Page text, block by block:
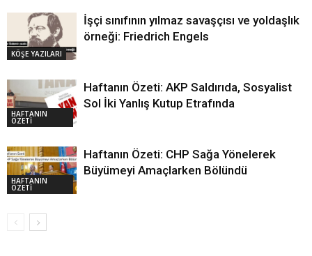
KÖŞE YAZILARI
İşçi sınıfının yılmaz savaşçısı ve yoldaşlık
örneği: Friedrich Engels
HAFTANIN
ÖZETİ
Haftanın Özeti: AKP Saldırıda, Sosyalist
Sol İki Yanlış Kutup Etrafında
HAFTANIN
ÖZETİ
Haftanın Özeti: CHP Sağa Yönelerek
Büyümeyi Amaçlarken Bölündü